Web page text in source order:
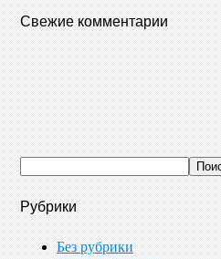
Свежие комментарии
Рубрики
Без рубрики